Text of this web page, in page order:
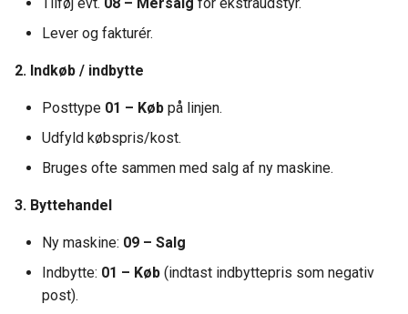
Lever og fakturér.
2. Indkøb / indbytte
Posttype 01 – Køb på linjen.
Udfyld købspris/kost.
Bruges ofte sammen med salg af ny maskine.
3. Byttehandel
Ny maskine: 09 – Salg
Indbytte: 01 – Køb (indtast indbyttepris som negativ
post).